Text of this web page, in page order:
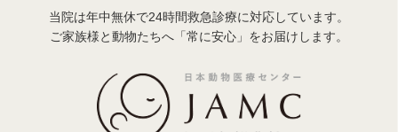
当院は年中無休で24時間救急診療に対応しています。
ご家族様と動物たちへ「常に安心」をお届けします。